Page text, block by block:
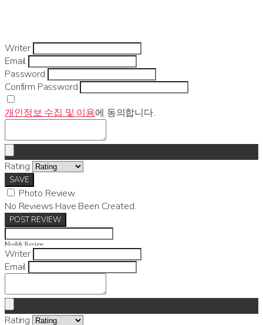
Writer
Email
Password
Confirm Password
개인정보 수집 및 이용에 동의합니다.
Rating
SAVE
Photo Review
No Reviews Have Been Created.
POST REVIEW
Modify Review
Writer
Email
Rating